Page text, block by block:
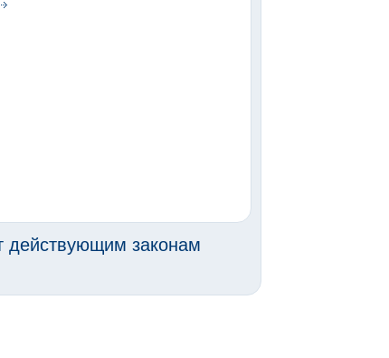
действующим законам